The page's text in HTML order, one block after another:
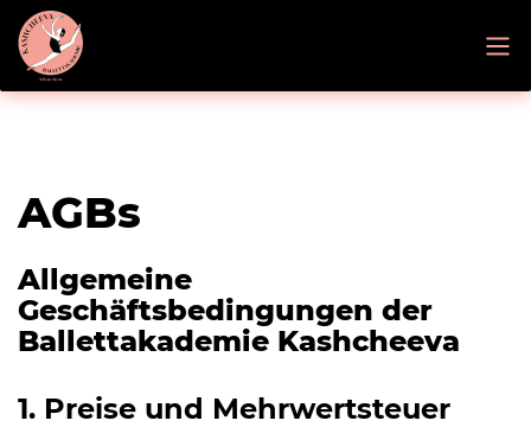
AGBs
Allgemeine
Geschäftsbedingungen der
Ballettakademie Kashcheeva
1. Preise und Mehrwertsteuer